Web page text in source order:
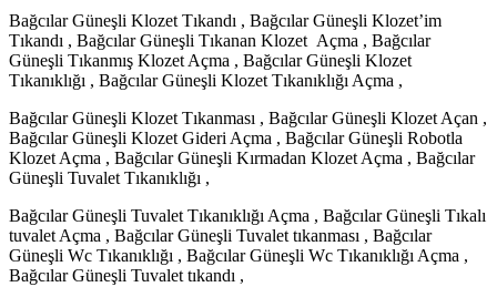
Bağcılar Güneşli Klozet Tıkandı , Bağcılar Güneşli Klozet’im
Tıkandı , Bağcılar Güneşli Tıkanan Klozet Açma , Bağcılar
Güneşli Tıkanmış Klozet Açma , Bağcılar Güneşli Klozet
Tıkanıklığı , Bağcılar Güneşli Klozet Tıkanıklığı Açma ,
Bağcılar Güneşli Klozet Tıkanması , Bağcılar Güneşli Klozet Açan ,
Bağcılar Güneşli Klozet Gideri Açma , Bağcılar Güneşli Robotla
Klozet Açma , Bağcılar Güneşli Kırmadan Klozet Açma , Bağcılar
Güneşli Tuvalet Tıkanıklığı ,
Bağcılar Güneşli Tuvalet Tıkanıklığı Açma , Bağcılar Güneşli Tıkalı
tuvalet Açma , Bağcılar Güneşli Tuvalet tıkanması , Bağcılar
Güneşli Wc Tıkanıklığı , Bağcılar Güneşli Wc Tıkanıklığı Açma ,
Bağcılar Güneşli Tuvalet tıkandı ,